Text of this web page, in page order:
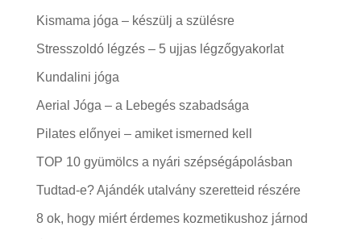
Kismama jóga – készülj a szülésre
Stresszoldó légzés – 5 ujjas légzőgyakorlat
Kundalini jóga
Aerial Jóga – a Lebegés szabadsága
Pilates előnyei – amiket ismerned kell
TOP 10 gyümölcs a nyári szépségápolásban
Tudtad-e? Ajándék utalvány szeretteid részére
8 ok, hogy miért érdemes kozmetikushoz járnod